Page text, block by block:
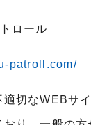
ロール
patroll.com/
適切なWEBサ